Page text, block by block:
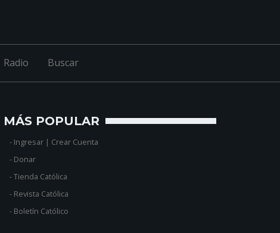
Radio Buscar
MÁS POPULAR
- Ingresar | Crear Cuenta
- Donar
-Tienda Católica
- Revista Católica
- Boletín Católico